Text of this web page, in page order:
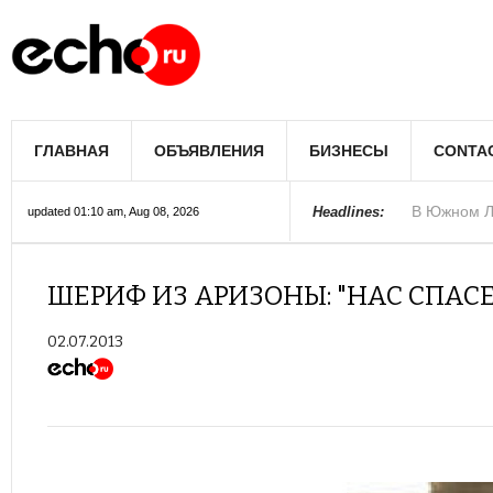
ГЛАВНАЯ ОБЪЯВЛЕНИЯ БИЗНЕСЫ
updated 01:10 am, Aug 08, 2026 Headlines:
В Лос-
В Южном
Купить
Полиция
Цены на
Раскрыты
Джеймс
Сенат США
Королеву
При
ШЕРИФ ИЗ АРИЗОНЫ: "НАС
02.07.2013